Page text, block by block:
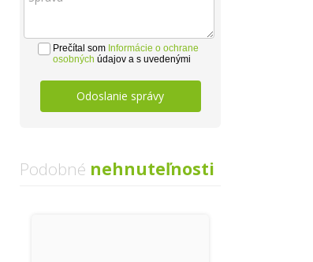
Prečítal som Informácie o ochrane
osobných údajov a s uvedenými
Odoslanie správy
Podobné nehnuteľnosti